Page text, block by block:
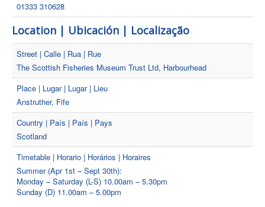
01333 310628
Location | Ubicación | Localização
Street | Calle | Rua | Rue
The Scottish Fisheries Museum Trust Ltd, Harbourhead
Place | Lugar | Lugar | Lieu
Anstruther, Fife
Country | País | País | Pays
Scotland
Timetable | Horario | Horários | Horaires
Summer (Apr 1st – Sept 30th):
Monday – Saturday (L-S) 10.00am – 5.30pm
Sunday (D) 11.00am – 5.00pm